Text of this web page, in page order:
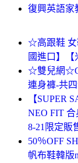
復興英語家
☆高跟鞋 女
國進口】【
☆雙兒網
連身褲-共
【SUPER
NEO FIT
8-21限定販
50％OFF
帆布鞋韓版